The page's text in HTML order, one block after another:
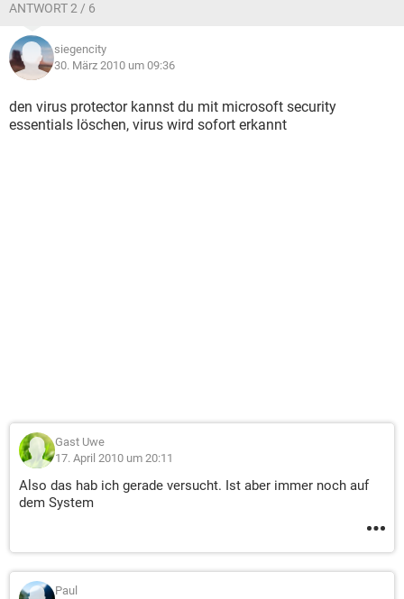
ANTWORT 2 / 6
siegencity
30. März 2010 um 09:36
den virus protector kannst du mit microsoft security
essentials löschen, virus wird sofort erkannt
Gast Uwe
17. April 2010 um 20:11
Also das hab ich gerade versucht. Ist aber immer noch auf
dem System
Paul